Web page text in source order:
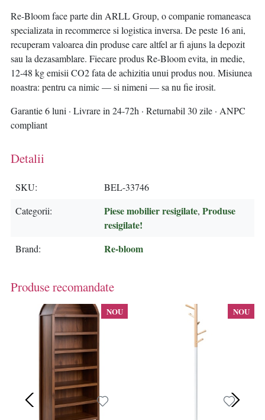
Re-Bloom face parte din ARLL Group, o companie romaneasca
specializata in recommerce si logistica inversa. De peste 16 ani,
recuperam valoarea din produse care altfel ar fi ajuns la depozit
sau la dezasamblare. Fiecare produs Re-Bloom evita, in medie,
12-48 kg emisii CO2 fata de achizitia unui produs nou. Misiunea
noastra: pentru ca nimic — si nimeni — sa nu fie irosit.
Garantie 6 luni · Livrare in 24-72h · Returnabil 30 zile · ANPC
compliant
Detalii
SKU
BEL-33746
Categorii
Piese mobilier resigilate, Produse
resigilate!
Brand Re-bloom
Produse recomandate
NOU NOU